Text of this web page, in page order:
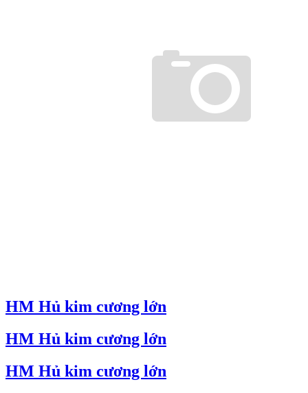
HM Hủ kim cương lớn
HM Hủ kim cương lớn
HM Hủ kim cương lớn